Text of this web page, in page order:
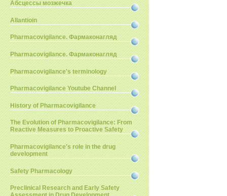
Абсцессы мозжечка
Allantioin
Pharmacovigilance. Фармаконагляд
Pharmacovigilance. Фармаконагляд
Pharmacovigilance's terminology
Pharmacovigilance Youtube Channel
History of Pharmacovigilance
The Evolution of Pharmacovigilance: From
Reactive Measures to Proactive Safety
Pharmacovigilance's role in the drug
development
Safety Pharmacology
Preclinical Research and Early Safety